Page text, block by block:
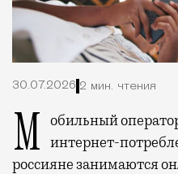
30.07.2026 2 мин. чтения
Мобильный оператор Т2 изучил модели интернет-
россияне занимаются